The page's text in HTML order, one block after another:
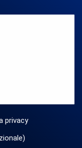
privacy